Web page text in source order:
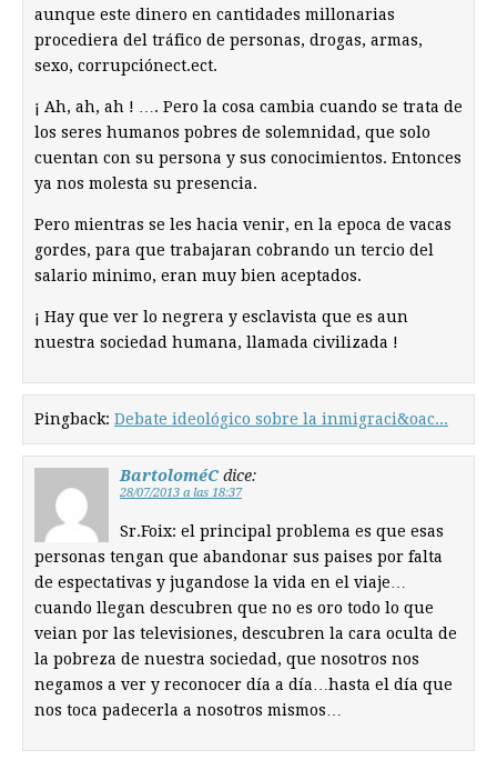
aunque este dinero en cantidades millonarias
procediera del tráfico de personas, drogas, armas,
sexo, corrupciónect.ect.
¡ Ah, ah, ah ! …. Pero la cosa cambia cuando se trata de
los seres humanos pobres de solemnidad, que solo
cuentan con su persona y sus conocimientos. Entonces
ya nos molesta su presencia.
Pero mientras se les hacia venir, en la epoca de vacas
gordes, para que trabajaran cobrando un tercio del
salario minimo, eran muy bien aceptados.
¡ Hay que ver lo negrera y esclavista que es aun
nuestra sociedad humana, llamada civilizada !
Pingback: Debate ideológico sobre la inmigraci&oac...
BartoloméC dice:
28/07/2013 a las 18:37
Sr.Foix: el principal problema es que esas
personas tengan que abandonar sus paises por falta
de espectativas y jugandose la vida en el viaje…
cuando llegan descubren que no es oro todo lo que
veian por las televisiones, descubren la cara oculta de
la pobreza de nuestra sociedad, que nosotros nos
negamos a ver y reconocer día a día…hasta el día que
nos toca padecerla a nosotros mismos…